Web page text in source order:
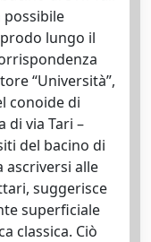
possibile
lungo il
“Università”,
conoide di
di via Tari –
del bacino di
ascriversi alle
suggerisce
superficiale
classica. Ciò